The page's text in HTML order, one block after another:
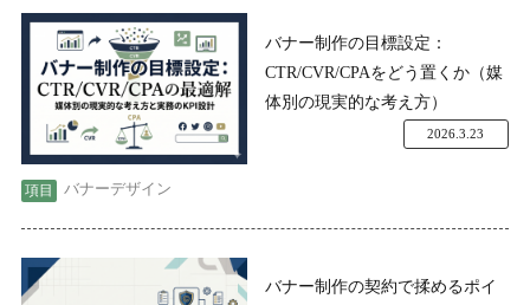
バナー制作の目標設定：
CTR/CVR/CPAをどう置くか（媒
体別の現実的な考え方）
バナーデザイン
2026.3.23
バナー制作の契約で揉めるポイ